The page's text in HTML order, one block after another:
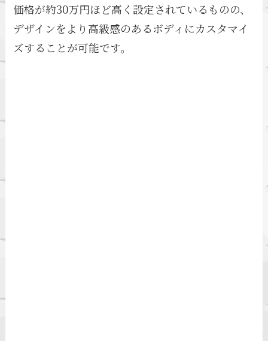
価格が約30万円ほど高く設定されているものの、
デザインをより高級感のあるボディにカスタマイ
ズすることが可能です。